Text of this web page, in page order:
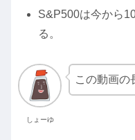
S&P500は今から
る。
しょーゆ
この動画の